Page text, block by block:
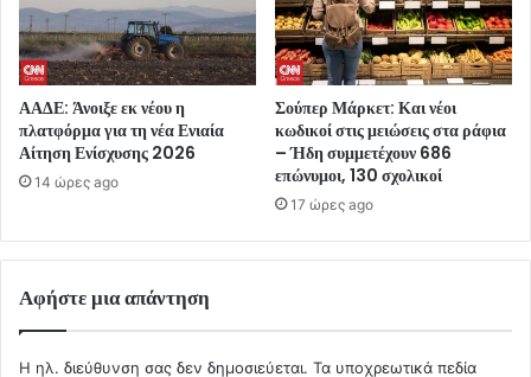
ΑΑΔΕ: Άνοιξε εκ νέου η
πλατφόρμα για τη νέα Ενιαία
Αίτηση Ενίσχυσης 2026
14 ώρες ago
Σούπερ Μάρκετ: Και νέοι
κωδικοί στις μειώσεις στα ράφια
– Ήδη συμμετέχουν 686
επώνυμοι, 130 σχολικοί
17 ώρες ago
Αφήστε μια απάντηση
Η ηλ. διεύθυνση σας δεν δημοσιεύεται. Τα υποχρεωτικά πεδία